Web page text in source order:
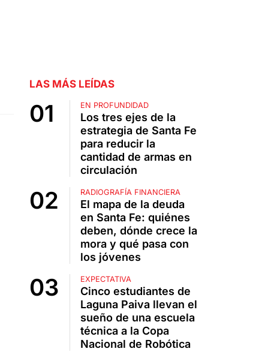
LAS MÁS LEÍDAS
EN PROFUNDIDAD
Los tres ejes de la
estrategia de Santa Fe
para reducir la
cantidad de armas en
circulación
RADIOGRAFÍA FINANCIERA
El mapa de la deuda
en Santa Fe: quiénes
deben, dónde crece la
mora y qué pasa con
los jóvenes
EXPECTATIVA
Cinco estudiantes de
Laguna Paiva llevan el
sueño de una escuela
técnica a la Copa
Nacional de Robótica